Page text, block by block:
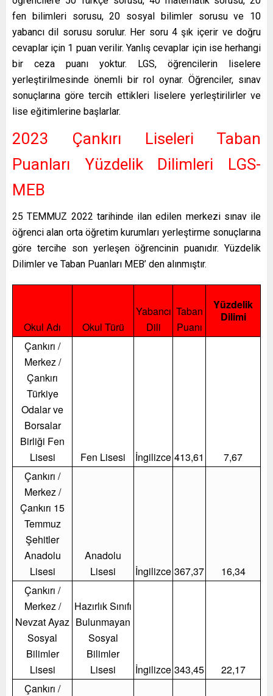
fen bilimleri sorusu, 20 sosyal bilimler sorusu ve 10
yabancı dil sorusu sorulur. Her soru 4 şık içerir ve doğru
cevaplar için 1 puan verilir. Yanlış cevaplar için ise herhangi
bir ceza puanı yoktur. LGS, öğrencilerin liselere
yerleştirilmesinde önemli bir rol oynar. Öğrenciler, sınav
sonuçlarına göre tercih ettikleri liselere yerleştirilirler ve
lise eğitimlerine başlarlar.
2023 Çankırı Liseleri Taban
Puanları Yüzdelik Dilimleri LGS-
MEB
25 TEMMUZ 2022 tarihinde ilan edilen merkezi sınav ile
öğrenci alan orta öğretim kurumları yerleştirme sonuçlarına
göre tercihe son yerleşen öğrencinin puanıdır. Yüzdelik
Dilimler ve Taban Puanları MEB’ den alınmıştır.
Okul Adı Okul Türü
Yabancı
Dili
Taban
Puanı
Yüzdelik
Dilimi
Çankırı /
Merkez /
Çankırı
Türkiye
Odalar ve
Borsalar
Birliği Fen
Lisesi
Fen Lisesi İngilizce 413,61
7,67
Çankırı /
Merkez /
Çankırı 15
Temmuz
Şehitler
Anadolu
Lisesi
Anadolu
Lisesi
İngilizce 367,37
16,34
Çankırı /
Merkez /
Nevzat Ayaz
Sosyal
Bilimler
Lisesi
Hazırlık Sınıfı
Bulunmayan
Sosyal
Bilimler
Lisesi
İngilizce 343,45
22,17
Çankırı /